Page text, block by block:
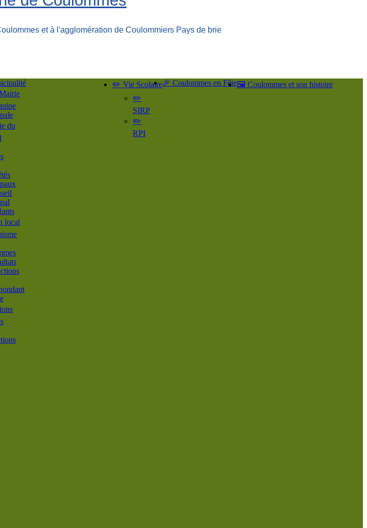
et à l'agglomération de Coulommiers Pays de brie
du
local
✏️ Vie Scolaire
✏️
SIRP
✏️
RPI
🎉 Coulommes en Fête🖼️ Coulommes et son histoire